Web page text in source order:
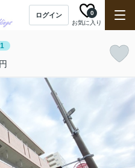
ログイン
お気に入り
0